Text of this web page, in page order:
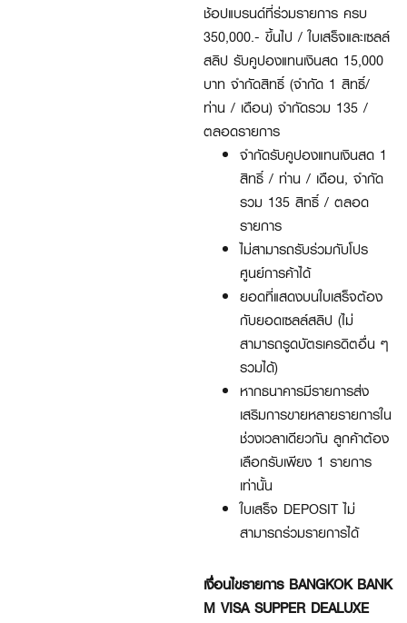
ช้อปแบรนด์ที่ร่วมรายการ ครบ
350,000.- ขึ้นไป / ใบเสร็จและเซลล์
สลิป รับคูปองแทนเงินสด 15,000
บาท จำกัดสิทธิ์ (จำกัด 1 สิทธิ์/
ท่าน / เดือน) จำกัดรวม 135 /
ตลอดรายการ
จำกัดรับคูปองแทนเงินสด 1
สิทธิ์ / ท่าน / เดือน, จำกัด
รวม 135 สิทธิ์ / ตลอด
รายการ
ไม่สามารถรับร่วมกับโปร
ศูนย์การค้าได้
ยอดที่แสดงบนใบเสร็จต้อง
กับยอดเซลล์สลิป (ไม่
สามารถรูดบัตรเครดิตอื่น ๆ
รวมได้)
หากธนาคารมีรายการส่ง
เสริมการขายหลายรายการใน
ช่วงเวลาเดียวกัน ลูกค้าต้อง
เลือกรับเพียง 1 รายการ
เท่านั้น
ใบเสร็จ DEPOSIT ไม่
สามารถร่วมรายการได้
เงื่อนไขรายการ BANGKOK BANK
M VISA SUPPER DEALUXE